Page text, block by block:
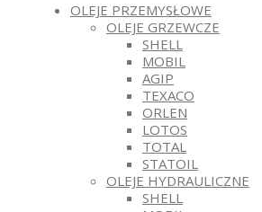
OLEJE PRZEMYSŁOWE
OLEJE GRZEWCZE
SHELL
MOBIL
AGIP
TEXACO
ORLEN
LOTOS
TOTAL
STATOIL
OLEJE HYDRAULICZNE
SHELL